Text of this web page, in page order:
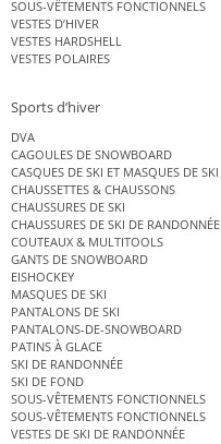
SOUS-VÊTEMENTS FONCTIONNELS
VESTES D’HIVER
VESTES HARDSHELL
VESTES POLAIRES
Sports d’hiver
DVA
CAGOULES DE SNOWBOARD
CASQUES DE SKI ET MASQUES DE SKI
CHAUSSETTES & CHAUSSONS
CHAUSSURES DE SKI
CHAUSSURES DE SKI DE RANDONNÉE
COUTEAUX & MULTITOOLS
GANTS DE SNOWBOARD
EISHOCKEY
MASQUES DE SKI
PANTALONS DE SKI
PANTALONS-DE-SNOWBOARD
PATINS À GLACE
SKI DE RANDONNÉE
SKI DE FOND
SOUS-VÊTEMENTS FONCTIONNELS
SOUS-VÊTEMENTS FONCTIONNELS
VESTES DE SKI DE RANDONNÉE